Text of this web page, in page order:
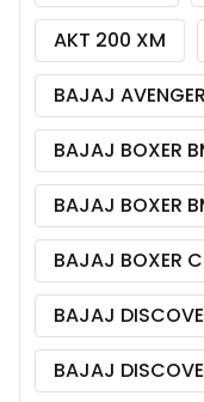
AKT 200 XM
BAJAJ
BAJAJ BOXER
BAJAJ BOXER
BAJAJ BOXER
BAJAJ
BAJAJ